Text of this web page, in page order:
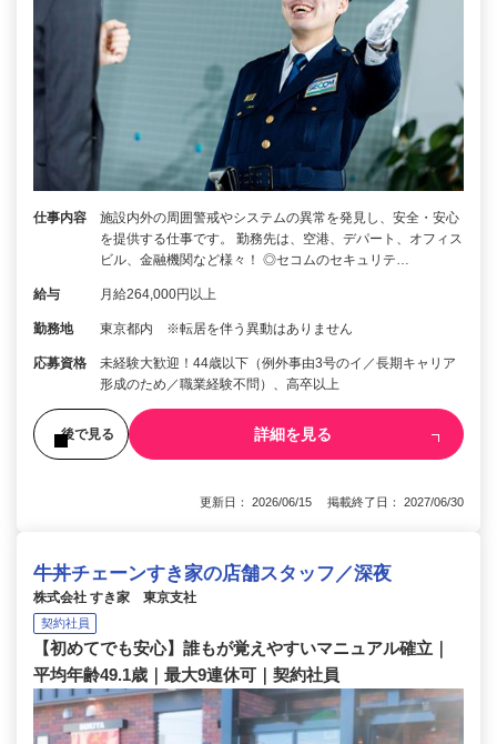
仕事内容
施設内外の周囲警戒やシステムの異常を発見し、安全・安心
を提供する仕事です。 勤務先は、空港、デパート、オフィス
ビル、金融機関など様々！ ◎セコムのセキュリテ…
給与 月給264,000円以上
勤務地 東京都内 ※転居を伴う異動はありません
応募資格
未経験大歓迎！44歳以下（例外事由3号のイ／長期キャリア
形成のため／職業経験不問）、高卒以上
後で見る 詳細を見る
更新日： 2026/06/15 掲載終了日： 2027/06/30
牛丼チェーンすき家の店舗スタッフ／深夜
株式会社 すき家 東京支社
契約社員
【初めてでも安心】誰もが覚えやすいマニュアル確立｜
平均年齢49.1歳｜最大9連休可｜契約社員